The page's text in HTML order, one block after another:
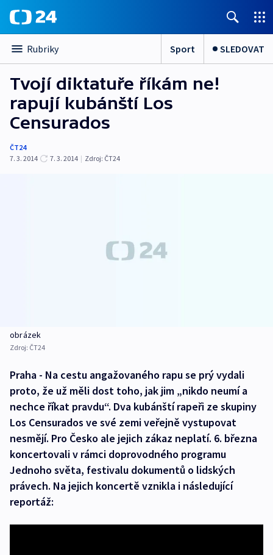
Rubriky Sport SLEDOVAT
Tvojí diktatuře říkám ne!
rapují kubánští Los
Censurados
ČT24
7. 3. 2014
7. 3. 2014 | Zdroj: ČT24
obrázek
Zdroj: ČT24
Praha - Na cestu angažovaného rapu se prý vydali
proto, že už měli dost toho, jak jim „nikdo neumí a
nechce říkat pravdu“. Dva kubánští rapeři ze skupiny
Los Censurados ve své zemi veřejně vystupovat
nesmějí. Pro Česko ale jejich zákaz neplatí. 6. března
koncertovali v rámci doprovodného programu
Jednoho světa, festivalu dokumentů o lidských
právech. Na jejich koncertě vznikla i následující
reportáž: